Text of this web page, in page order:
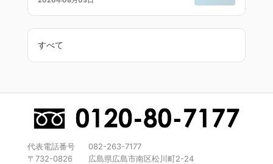
すべて
代表電話番号
082-263-7177
〒732-0826
広島県広島市南区松川町2-24